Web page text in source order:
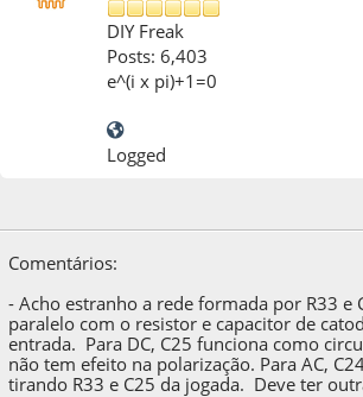
DIY Freak
Posts: 6,403
e^(i x pi)+1=0
Logged
Comentários:
- Acho estranho a rede formada por R33 e
paralelo com o resistor e capacitor de
entrada. Para DC, C25 funciona como
não tem efeito na polarização. Para AC,
tirando R33 e C25 da jogada. Deve ter